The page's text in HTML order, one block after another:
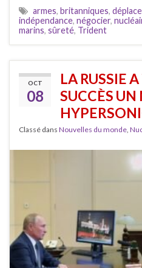
armes, britanniques,
indépendance, négocier,
marins, sûreté, Trident
OCT
08
LA RUSSIE
SUCCÈS UN
Classé dans Nouvelles du monde